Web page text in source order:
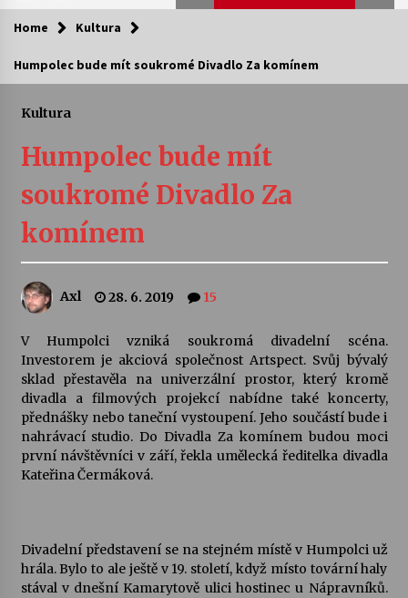
Kam za kulturou?
kapkou
Veselí muzikanti
Pozvánka na integrační festival Quijotova
šedesátka: 28. 7.–1. 8. 2026
28. 7. 2026
Letní koncerty ve Stromovce: Kolchoz a
Jenakaši
28. 7. 2026
Letní koncerty ve Stromovce: Rufus Miller
Home Kultura
Humpolec bude mít soukromé Divadlo Za komínem
Kultura
Humpolec bude mít
soukromé Divadlo Za
komínem
Axl 28. 6. 2019 15
V Humpolci vzniká soukromá divadelní scéna.
Investorem je akciová společnost Artspect. Svůj bývalý
sklad přestavěla na univerzální prostor, který kromě
divadla a filmových projekcí nabídne také koncerty,
přednášky nebo taneční vystoupení. Jeho součástí bude i
nahrávací studio. Do Divadla Za komínem budou moci
první návštěvníci v září, řekla umělecká ředitelka divadla
Kateřina Čermáková.
Divadelní představení se na stejném místě v Humpolci už
hrála. Bylo to ale ještě v 19. století, když místo tovární haly
stával v dnešní Kamarytově ulici hostinec u Nápravníků.